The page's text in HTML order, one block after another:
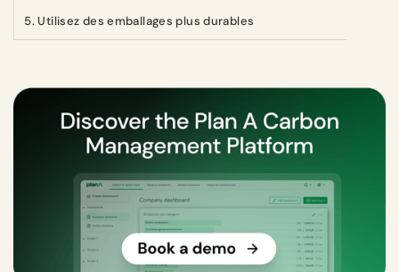
5. Utilisez des emballages plus durables